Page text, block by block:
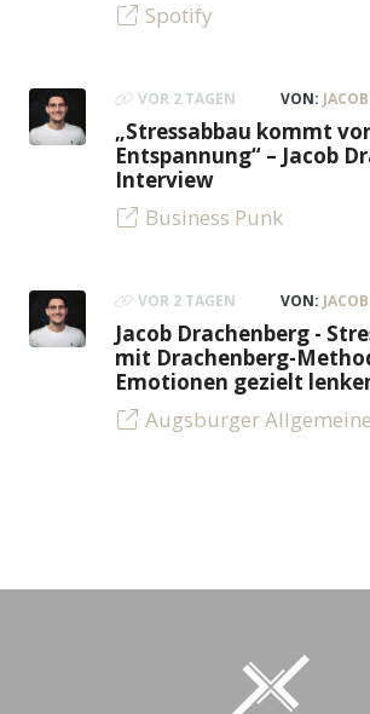
Spotify
VOR 2 TAGEN VON:
„Stressabbau kommt vor
Entspannung“ – Jacob
Interview
Business Punk
VOR 2 TAGEN VON:
Jacob Drachenberg -
mit Drachenberg-
Emotionen gezielt
Augsburger Allgemeine